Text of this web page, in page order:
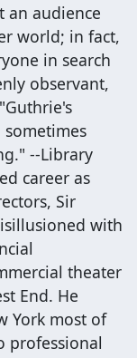
an audience
world; in fact,
in search
observant,
--Library
career as
Sir
with
theater
End. He
York most of
professional